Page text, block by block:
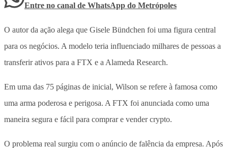
Entre no canal de WhatsApp do Metrópoles
O autor da ação alega que Gisele Bündchen foi uma figura central
para os negócios. A modelo teria influenciado milhares de pessoas a
transferir ativos para a FTX e a Alameda Research.
Em uma das 75 páginas de inicial, Wilson se refere à famosa como
uma arma poderosa e perigosa. A FTX foi anunciada como uma
maneira segura e fácil para comprar e vender crypto.
O problema real surgiu com o anúncio de falência da empresa. Após